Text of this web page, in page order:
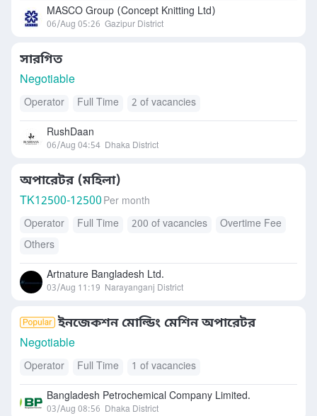
MASCO Group (Concept Knitting Ltd)
06/Aug 05:26 Gazipur District
সারগিত
Negotiable
Operator Full Time 2 of vacancies
RushDaan
06/Aug 04:54 Dhaka District
অপারেটর (মহিলা)
TK12500-12500 Per month
Operator
Full Time 200 of vacancies
Overtime Fee
Others
Artnature Bangladesh Ltd.
03/Aug 11:19 Narayanganj District
ইনজেকশন মোল্ডিং মেশিন অপারেটর
Negotiable
Operator Full Time 1 of vacancies
Bangladesh Petrochemical Company Limited.
03/Aug 08:56 Dhaka District